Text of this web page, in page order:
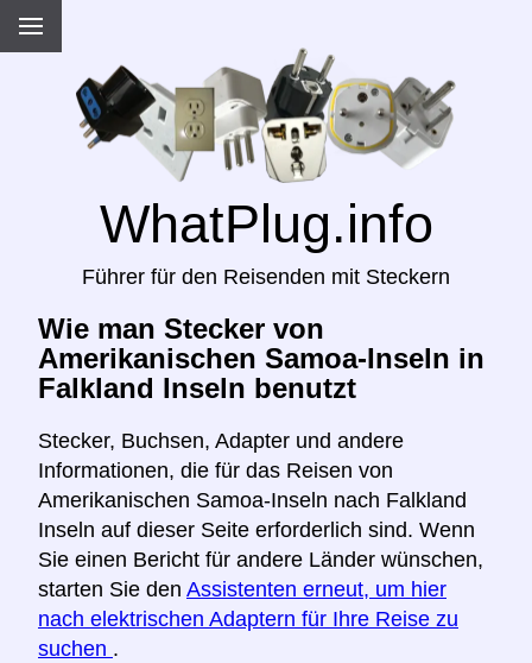
WhatPlug.info
Führer für den Reisenden mit Steckern
Wie man Stecker von
Amerikanischen Samoa-Inseln in
Falkland Inseln benutzt
Stecker, Buchsen, Adapter und andere
Informationen, die für das Reisen von
Amerikanischen Samoa-Inseln nach Falkland
Inseln auf dieser Seite erforderlich sind. Wenn
Sie einen Bericht für andere Länder wünschen,
starten Sie den Assistenten erneut, um hier
nach elektrischen Adaptern für Ihre Reise zu
suchen .